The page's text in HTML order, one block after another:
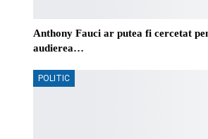
Anthony Fauci ar putea fi cercetat
audierea…
POLITIC